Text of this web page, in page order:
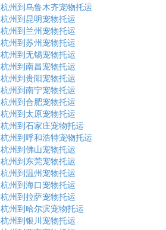
杭州到乌鲁木齐宠物托运
杭州到昆明宠物托运
杭州到兰州宠物托运
杭州到苏州宠物托运
杭州到无锡宠物托运
杭州到南昌宠物托运
杭州到贵阳宠物托运
杭州到南宁宠物托运
杭州到合肥宠物托运
杭州到太原宠物托运
杭州到石家庄宠物托运
杭州到呼和浩特宠物托运
杭州到佛山宠物托运
杭州到东莞宠物托运
杭州到温州宠物托运
杭州到海口宠物托运
杭州到拉萨宠物托运
杭州到哈尔滨宠物托运
杭州到银川宠物托运